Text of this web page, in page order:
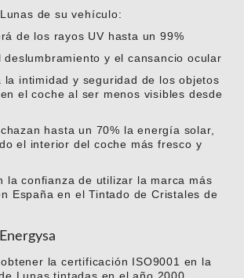
de su vehículo:
de los rayos UV hasta un 99%
deslumbramiento y el cansancio ocular
la intimidad y seguridad de los objetos
el coche al ser menos visibles desde
hasta un 70% la energía solar,
el interior del coche más fresco y
la confianza de utilizar la marca más
España en el Tintado de Cristales de
la certificación ISO9001 en la